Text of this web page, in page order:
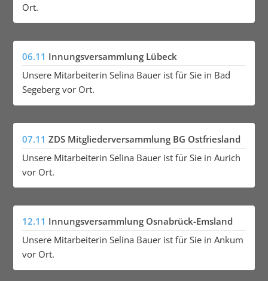
Ort.
06.11 Innungsversammlung Lübeck
Unsere Mitarbeiterin Selina Bauer ist für Sie in Bad
Segeberg vor Ort.
07.11 ZDS Mitgliederversammlung BG Ostfriesland
Unsere Mitarbeiterin Selina Bauer ist für Sie in Aurich
vor Ort.
12.11 Innungsversammlung Osnabrück-Emsland
Unsere Mitarbeiterin Selina Bauer ist für Sie in Ankum
vor Ort.